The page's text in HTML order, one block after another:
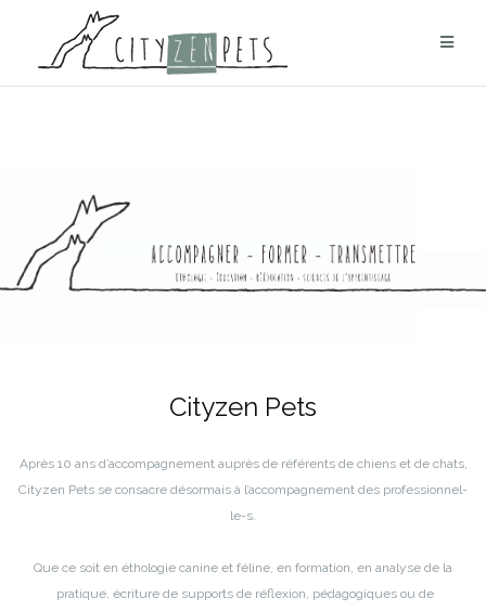
contenu
Cityzen Pets
Après 10 ans d’accompagnement auprès de référents de chiens et de chats,
Cityzen Pets se consacre désormais à l’accompagnement des professionnel-
le-s.
Que ce soit en éthologie canine et féline, en formation, en analyse de la
pratique, écriture de supports de réflexion, pédagogiques ou de